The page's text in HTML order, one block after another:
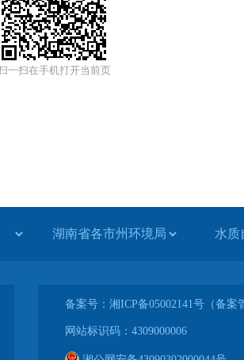
一扫在手机打开当前页
水质
备案号：湘ICP备05002141号（备案
网站标识码：4309000006